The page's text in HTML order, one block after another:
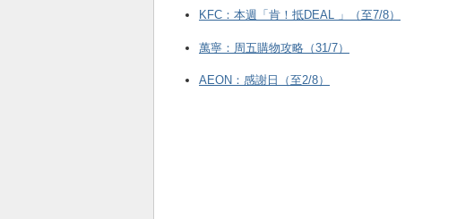
KFC ：本週「肯！抵DEAL 」（至7/8）
萬寧：周五購物攻略（31/7）
AEON：感謝日（至2/8）